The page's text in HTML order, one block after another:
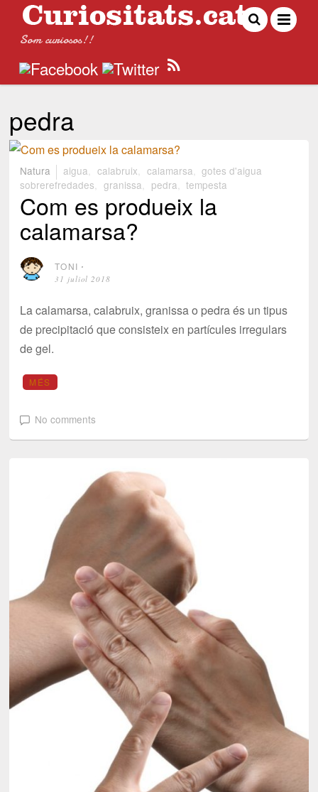
Som curiosos!!
pedra
Natura aigua calabruix calamarsa
gotes d'aigua
sobrerefredades
granissa pedra tempesta
Com es produeix la
calamarsa?
TONI ⋅
31 juliol 2018
La calamarsa, calabruix, granissa o pedra és un tipus
de precipitació que consisteix en partícules irregulars
de gel.
MÉS
No comments